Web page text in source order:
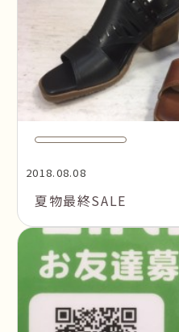
2018.08.08
夏物最終SALE